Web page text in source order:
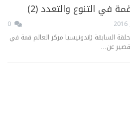
في التنوع والتعدد (2)
السابقة (إندونيسيا مركز العالم قمة في